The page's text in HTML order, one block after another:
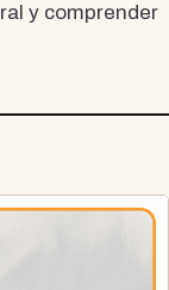
y comprender